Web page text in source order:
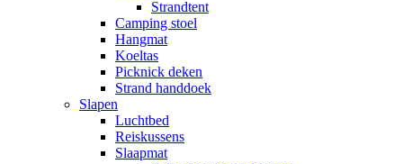
Strandtent
Camping stoel
Hangmat
Koeltas
Picknick deken
Strand handdoek
Slapen
Luchtbed
Reiskussens
Slaapmat